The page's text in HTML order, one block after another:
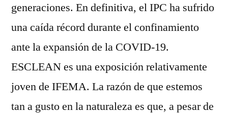
generaciones. En definitiva, el IPC ha sufrido
una caída récord durante el confinamiento
ante la expansión de la COVID-19.
ESCLEAN es una exposición relativamente
joven de IFEMA. La razón de que estemos
tan a gusto en la naturaleza es que, a pesar de